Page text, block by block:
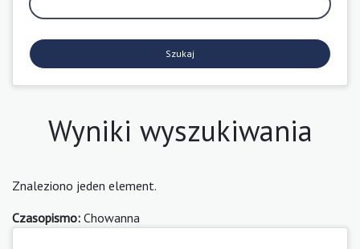
Szukaj
Wyniki wyszukiwania
Znaleziono jeden element.
Czasopismo: Chowanna